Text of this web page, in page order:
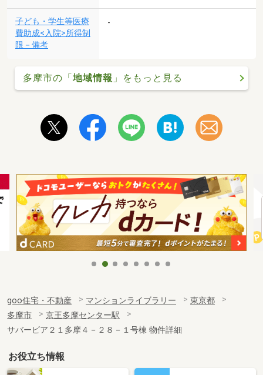
子ども・学生等医療
費助成<入院>所得制
限－備考
-
多摩市の「 地域情報 」をもっと見る
goo住宅・不動産 マンションライブラリー
東京都
多摩市
京王多摩センター駅
サバービア２１多摩４－２８－１号棟 物件詳細
お役立ち情報